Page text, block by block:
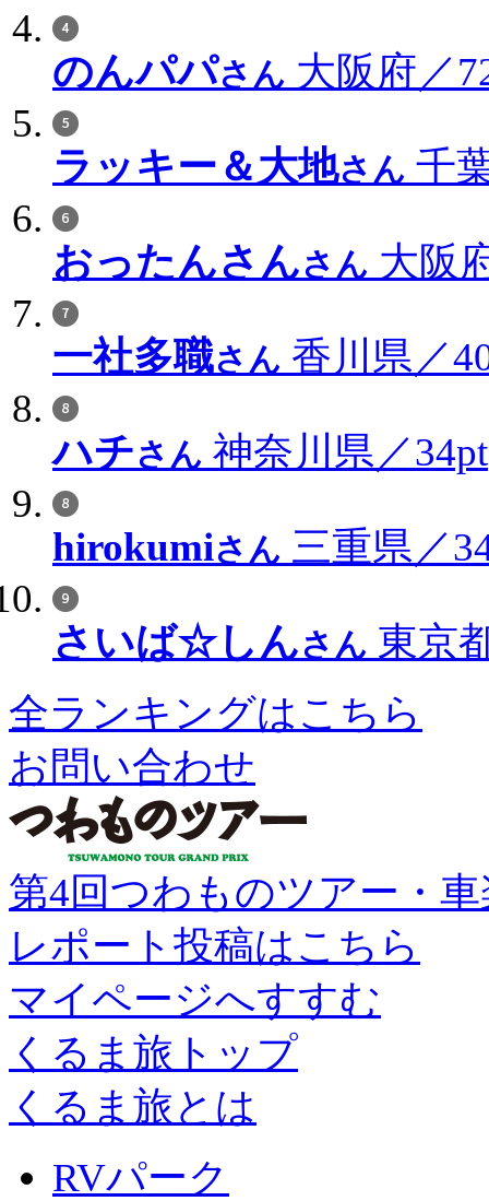
のんパパさん 大阪府／
ラッキー＆大地さん 千
おったんさんさん 大阪
一社多職さん 香川県／
ハチさん 神奈川県／34pt
hirokumiさん 三重県／
さいば☆しんさん 東京
全ランキングはこちら
お問い合わせ
第4回つわものツアー・
レポート投稿はこちら
マイページへすすむ
くるま旅トップ
くるま旅とは
RVパーク